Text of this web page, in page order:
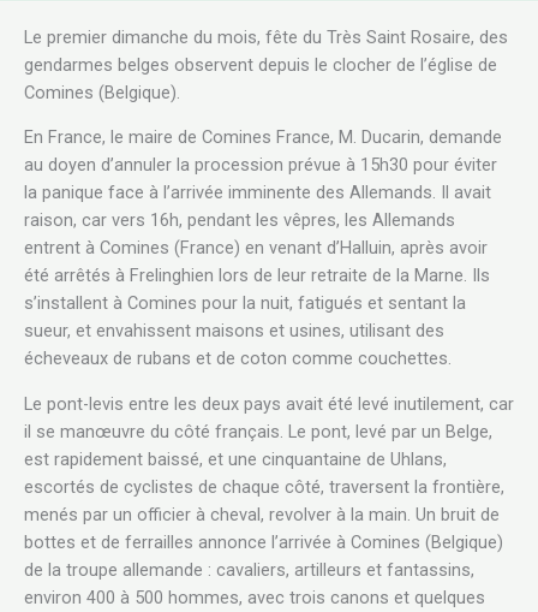
Le premier dimanche du mois, fête du Très Saint Rosaire, des
gendarmes belges observent depuis le clocher de l’église de
Comines (Belgique).
En France, le maire de Comines France, M. Ducarin, demande
au doyen d’annuler la procession prévue à 15h30 pour éviter
la panique face à l’arrivée imminente des Allemands. Il avait
raison, car vers 16h, pendant les vêpres, les Allemands
entrent à Comines (France) en venant d’Halluin, après avoir
été arrêtés à Frelinghien lors de leur retraite de la Marne. Ils
s’installent à Comines pour la nuit, fatigués et sentant la
sueur, et envahissent maisons et usines, utilisant des
écheveaux de rubans et de coton comme couchettes.
Le pont-levis entre les deux pays avait été levé inutilement, car
il se manœuvre du côté français. Le pont, levé par un Belge,
est rapidement baissé, et une cinquantaine de Uhlans,
escortés de cyclistes de chaque côté, traversent la frontière,
menés par un officier à cheval, revolver à la main. Un bruit de
bottes et de ferrailles annonce l’arrivée à Comines (Belgique)
de la troupe allemande : cavaliers, artilleurs et fantassins,
environ 400 à 500 hommes, avec trois canons et quelques